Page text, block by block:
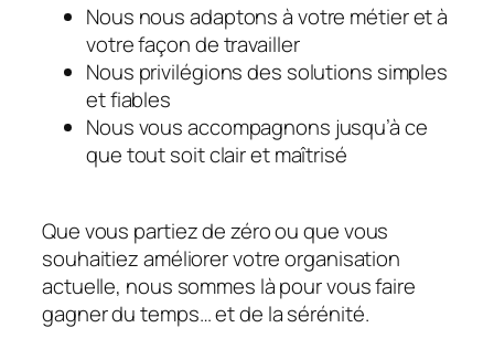
Nous nous adaptons à votre métier et à
votre façon de travailler
Nous privilégions des solutions simples
et fiables
Nous vous accompagnons jusqu’à ce
que tout soit clair et maîtrisé
Que vous partiez de zéro ou que vous
souhaitiez améliorer votre organisation
actuelle, nous sommes là pour vous faire
gagner du temps… et de la sérénité.